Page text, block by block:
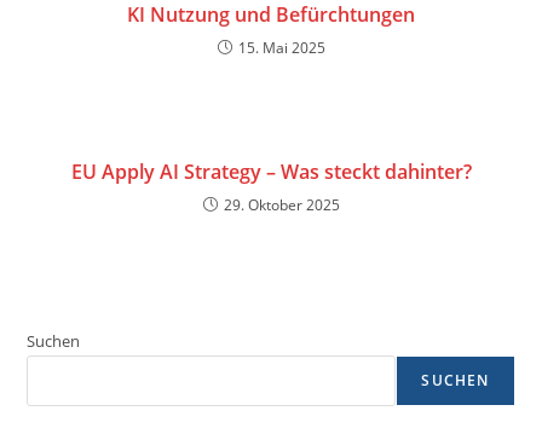
KI Nutzung und Befürchtungen
15. Mai 2025
EU Apply AI Strategy – Was steckt dahinter?
29. Oktober 2025
Suchen
SUCHEN